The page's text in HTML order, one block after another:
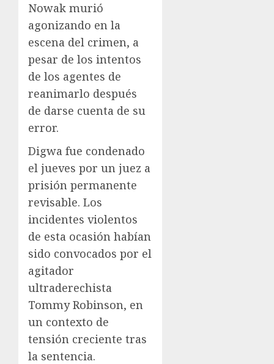
Nowak murió
agonizando en la
escena del crimen, a
pesar de los intentos
de los agentes de
reanimarlo después
de darse cuenta de su
error.
Digwa fue condenado
el jueves por un juez a
prisión permanente
revisable. Los
incidentes violentos
de esta ocasión habían
sido convocados por el
agitador
ultraderechista
Tommy Robinson, en
un contexto de
tensión creciente tras
la sentencia.